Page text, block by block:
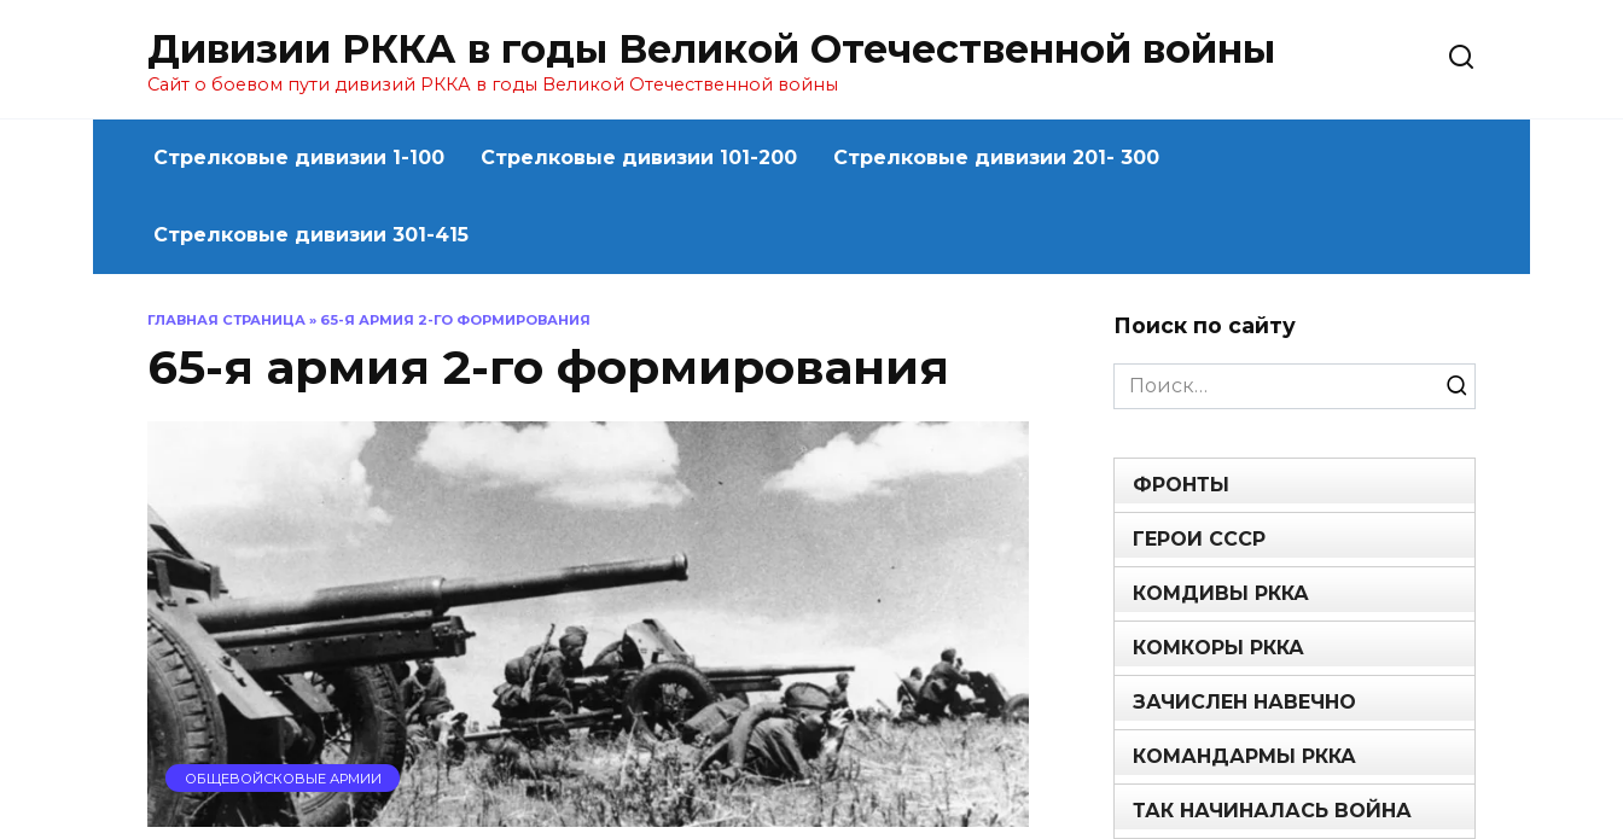
Дивизии РККА в годы Великой Отечественной войны
Сайт о боевом пути дивизий РККА в годы Великой Отечественной войны
Стрелковые дивизии 1-100 Стрелковые дивизии 101-200 Стрелковые дивизии 201- 300
Стрелковые дивизии 301-415
ГЛАВНАЯ СТРАНИЦА » 65-Я АРМИЯ 2-ГО ФОРМИРОВАНИЯ
65-я армия 2-го формирования
ОБЩЕВОЙСКОВЫЕ АРМИИ
Поиск по сайту
Search
for:
ФРОНТЫ
ГЕРОИ СССР
КОМДИВЫ РККА
КОМКОРЫ РККА
ЗАЧИСЛЕН НАВЕЧНО
КОМАНДАРМЫ РККА
ТАК НАЧИНАЛАСЬ ВОЙНА